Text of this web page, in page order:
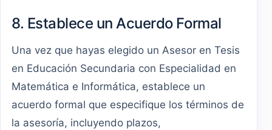
8. Establece un Acuerdo Formal
Una vez que hayas elegido un Asesor en Tesis
en Educación Secundaria con Especialidad en
Matemática e Informática, establece un
acuerdo formal que especifique los términos de
la asesoría, incluyendo plazos,